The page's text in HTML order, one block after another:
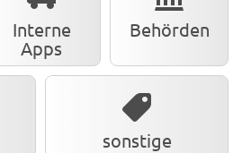
Interne
Apps
Behörden
sonstige